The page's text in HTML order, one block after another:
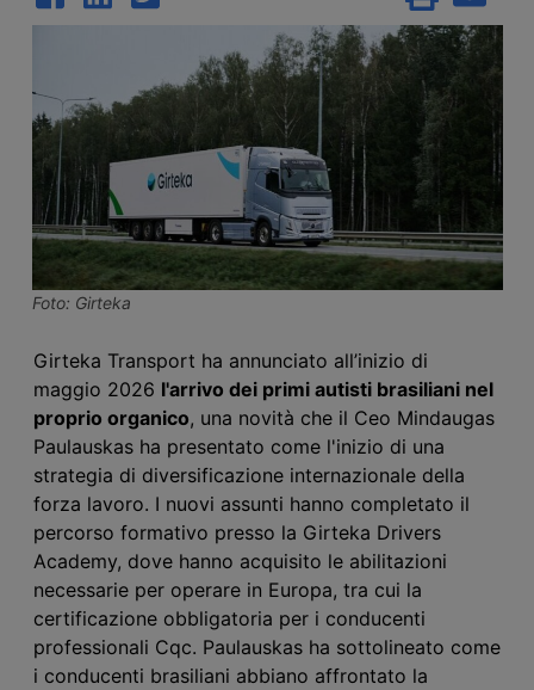
Foto: Girteka
Girteka Transport ha annunciato all’inizio di
maggio 2026 l'arrivo dei primi autisti brasiliani nel
proprio organico, una novità che il Ceo Mindaugas
Paulauskas ha presentato come l'inizio di una
strategia di diversificazione internazionale della
forza lavoro. I nuovi assunti hanno completato il
percorso formativo presso la Girteka Drivers
Academy, dove hanno acquisito le abilitazioni
necessarie per operare in Europa, tra cui la
certificazione obbligatoria per i conducenti
professionali Cqc. Paulauskas ha sottolineato come
i conducenti brasiliani abbiano affrontato la